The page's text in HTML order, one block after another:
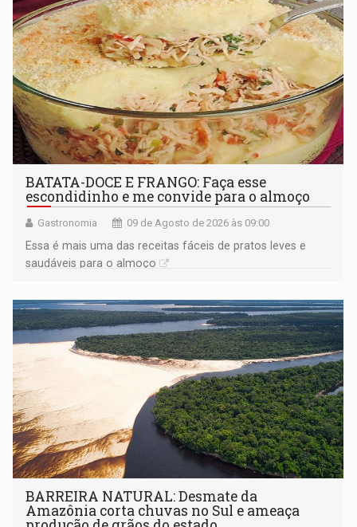
BATATA-DOCE E FRANGO: Faça esse
escondidinho e me convide para o almoço
Gastronomia 09 de Agosto de 2026 às 09:00
Essa é mais uma das receitas fáceis de pratos leves e
saudáveis para o almoço
BARREIRA NATURAL: Desmate da
Amazônia corta chuvas no Sul e ameaça